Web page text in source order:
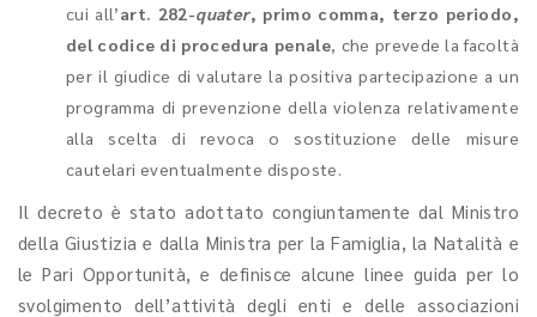
cui all’art. 282-quater, primo comma, terzo periodo,
del codice di procedura penale , che prevede la facoltà
per il giudice di valutare la positiva partecipazione a un
programma di prevenzione della violenza relativamente
alla scelta di revoca o sostituzione delle misure
cautelari eventualmente disposte.
Il decreto è stato adottato congiuntamente dal Ministro
della Giustizia e dalla Ministra per la Famiglia, la Natalità e
le Pari Opportunità, e definisce alcune linee guida per lo
svolgimento dell’attività degli enti e delle associazioni